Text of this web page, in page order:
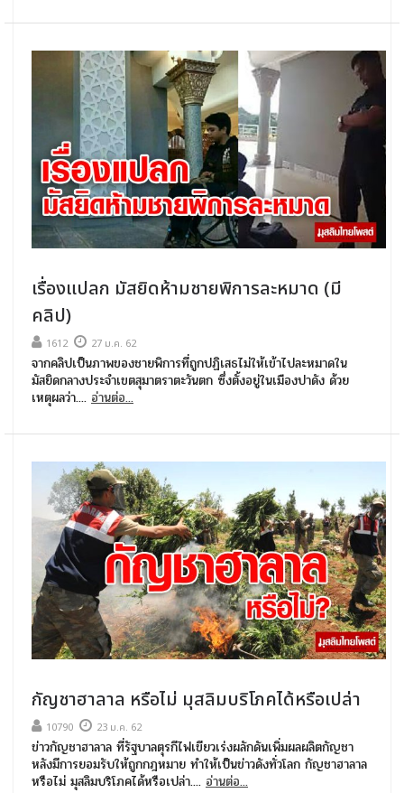
เรื่องแปลก มัสยิดห้ามชายพิการละหมาด (มี
คลิป)
1612 27 ม.ค. 62
จากคลิปเป็นภาพของชายพิการที่ถูกปฏิเสธไม่ให้เข้าไปละหมาดใน
มัสยิดกลางประจำเขตสุมาตราตะวันตก ซึ่งตั้งอยู่ในเมืองปาดัง ด้วย
เหตุผลว่า.... อ่านต่อ...
กัญชาฮาลาล หรือไม่ มุสลิมบริโภคได้หรือเปล่า
10790 23 ม.ค. 62
ข่าวกัญชาฮาลาล ที่รัฐบาลตุรกีไฟเขียวเร่งผลักดันเพิ่มผลผลิตกัญชา
หลังมีการยอมรับให้ถูกกฎหมาย ทำให้เป็นข่าวดังทั่วโลก กัญชาฮาลาล
หรือไม่ มุสลิมบริโภคได้หรือเปล่า.... อ่านต่อ...